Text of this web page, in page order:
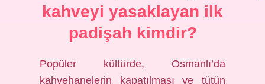
kahveyi yasaklayan ilk
padişah kimdir?
Popüler kültürde, Osmanlı’da
kahvehanelerin kapatılması ve tütün